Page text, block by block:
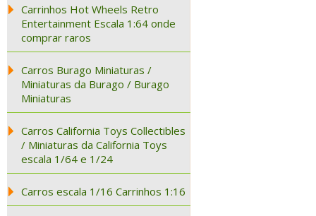
Carrinhos Hot Wheels Retro
Entertainment Escala 1:64 onde
comprar raros
Carros Burago Miniaturas /
Miniaturas da Burago / Burago
Miniaturas
Carros California Toys Collectibles
/ Miniaturas da California Toys
escala 1/64 e 1/24
Carros escala 1/16 Carrinhos 1:16